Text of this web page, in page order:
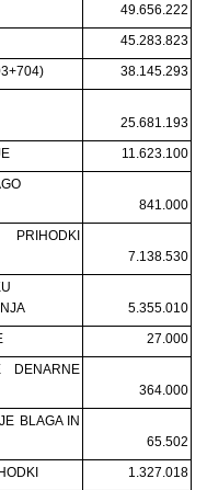
49.656.222
45.283.823
38.145.293
25.681.193
11.623.100
841.000
7.138.530
5.355.010
27.000
364.000
BLAGA IN
65.502
1.327.018